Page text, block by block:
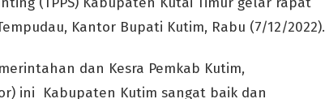
Kantor Bupati Kutim, Rabu (7/12/2022).
dan Kesra Pemkab Kutim,
ini Kabupaten Kutim sangat baik dan